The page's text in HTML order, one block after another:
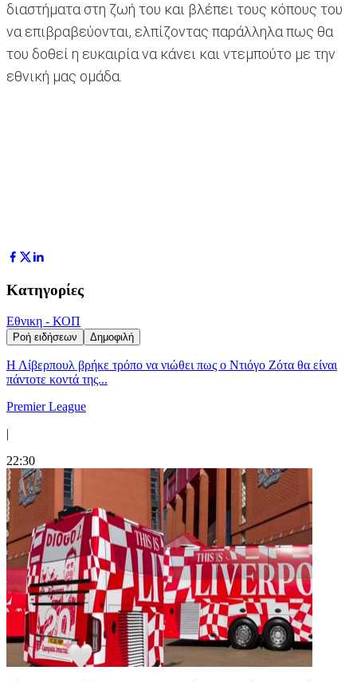
διαστήματα στη ζωή του και βλέπει τους κόπους του
να επιβραβεύονται, ελπίζοντας παράλληλα πως θα
του δοθεί η ευκαιρία να κάνει και ντεμπούτο με την
εθνική μας ομάδα.
Κατηγορίες
Εθνικη - ΚΟΠ
Ροή ειδήσεων Δημοφιλή
Η Λίβερπουλ βρήκε τρόπο να νιώθει πως ο Ντιόγο Ζότα θα είναι
πάντοτε κοντά της...
Premier League
|
22:30